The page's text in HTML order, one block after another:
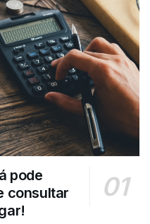
pode
consultar